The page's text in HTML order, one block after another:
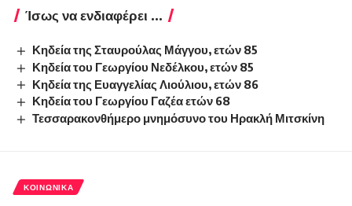
Ίσως να ενδιαφέρει ...
Κηδεία της Σταυρούλας Μάγγου, ετών 85
Κηδεία του Γεωργίου Νεδέλκου, ετών 85
Κηδεία της Ευαγγελίας Λιούλιου, ετών 86
Κηδεία του Γεωργίου Γαζέα ετών 68
Τεσσαρακονθήμερο μνημόσυνο του Ηρακλή Μιτσκίνη
ΚΟΙΝΩΝΙΚΆ